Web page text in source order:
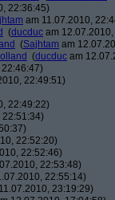
22:36:45)
am 11.07.2010,
(ducduc am
(Sajhtam am
(ducduc am
22:49:51)
22:49:22)
22:51:34)
22:52:20)
22:52:46)
22:53:48)
22:55:14)
23:19:29)